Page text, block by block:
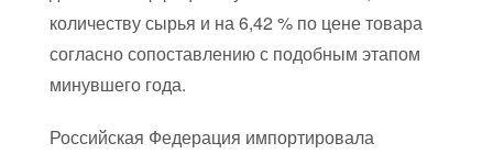
количеству сырья и на 6,42 % по цене товара
согласно сопоставлению с подобным этапом
минувшего года.
Российская Федерация импортировала